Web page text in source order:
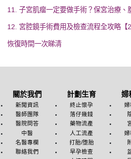
11. 子宮肌瘤一定要做手術？保宮治療、
12. 宮腔鏡手術費用及檢查流程全攻略【
恢復時間一次睇清
關於我們
新聞資訊
醫師團隊
醫院問答
中醫
名醫專欄
聯絡我們
計劃生育
終止懷孕
落仔幾錢
藥物流產
人工流產
打胎/堕胎
早孕檢查
婦
婦
婦